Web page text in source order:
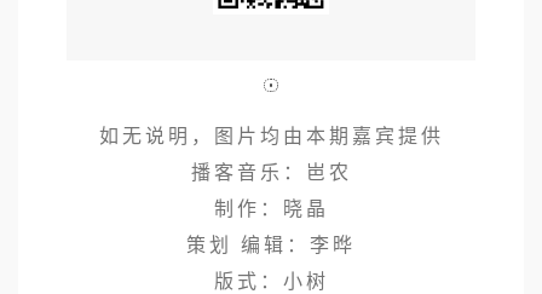
如无说明，图片均由本期嘉宾提供
播客音乐：岜农
制作：晓晶
策划 编辑：李晔
版式：小树